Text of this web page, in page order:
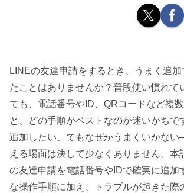
LINEの友達申請をするとき、うまく追
たことはありませんか？普段使い慣れて
ても、電話番号やID、QRコードなど複
と、どの手順がベストなのか迷いがちで
追加したい、でもなぜかうまくいかな
える場面は決して少なくありません。本
の友達申請を電話番号やIDで確実に追加
な操作手順に加え、トラブルが起きた際